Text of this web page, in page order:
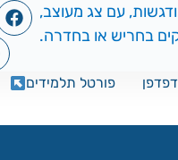
פורטל תלמידים